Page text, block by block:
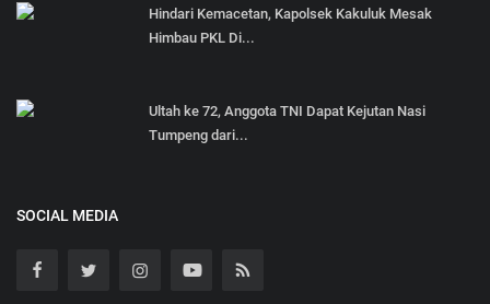
Hindari Kemacetan, Kapolsek Kakuluk Mesak
Himbau PKL Di...
Ultah ke 72, Anggota TNI Dapat Kejutan Nasi
Tumpeng dari...
SOCIAL MEDIA